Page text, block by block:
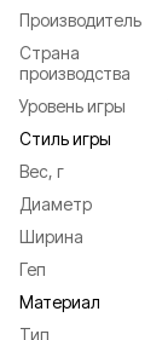
Производитель
Страна
производства
Уровень игры
Стиль игры
Вес, г
Диаметр
Ширина
Геп
Материал
Тип